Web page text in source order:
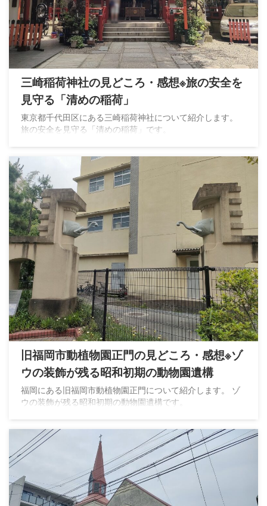
三崎稲荷神社の見どころ・感想※旅の安全を
見守る「清めの稲荷」
東京都千代田区にある三崎稲荷神社について紹介します。
旅の安全を見守る「清めの稲荷」です。
旧福岡市動植物園正門の見どころ・感想※ゾ
ウの装飾が残る昭和初期の動物園遺構
福岡にある旧福岡市動植物園正門について紹介します。 ゾ
ウの装飾が残る昭和初期の動物園遺構です。